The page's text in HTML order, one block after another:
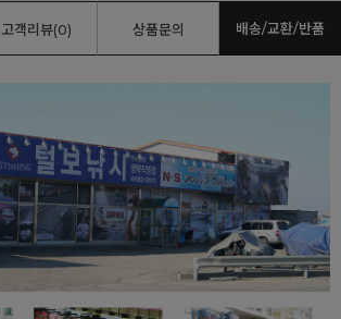
고객리뷰(0) 상품문의 배송/교환/반품